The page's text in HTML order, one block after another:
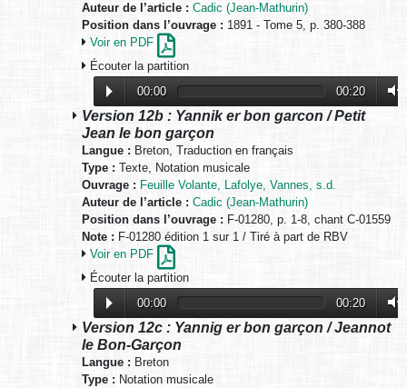
Auteur de l’article : Cadic (Jean-Mathurin)
Position dans l’ouvrage : 1891 - Tome 5, p. 380-388
Voir en PDF
Écouter la partition
00:00
00:20
Version 12b : Yannik er bon garcon / Petit
Jean le bon garçon
Langue : Breton, Traduction en français
Type : Texte, Notation musicale
Ouvrage : Feuille Volante, Lafolye, Vannes, s.d.
Auteur de l’article : Cadic (Jean-Mathurin)
Position dans l’ouvrage : F-01280, p. 1-8, chant C-01559
Note : F-01280 édition 1 sur 1 / Tiré à part de RBV
Voir en PDF
Écouter la partition
00:00
00:20
Version 12c : Yannig er bon garçon / Jeannot
le Bon-Garçon
Langue : Breton
Type : Notation musicale